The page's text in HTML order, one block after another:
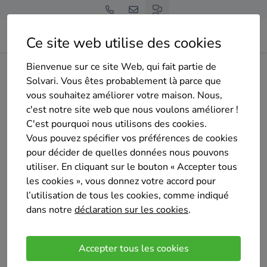
Ce site web utilise des cookies
Bienvenue sur ce site Web, qui fait partie de
Solvari. Vous êtes probablement là parce que
vous souhaitez améliorer votre maison. Nous,
c'est notre site web que nous voulons améliorer !
C'est pourquoi nous utilisons des cookies.
Vous pouvez spécifier vos préférences de cookies
pour décider de quelles données nous pouvons
utiliser. En cliquant sur le bouton « Accepter tous
les cookies », vous donnez votre accord pour
l’utilisation de tous les cookies, comme indiqué
dans notre déclaration sur les cookies.
Accepter tous les cookies
Home Pompe à chaleur Liège
Braives
Nicolas guisse entreprise
Nicolas guisse entreprise
Pas encore d'évaluation
Braives
Fort de mon expérience dans ces domaines, je
propose des installations fiables, durables et